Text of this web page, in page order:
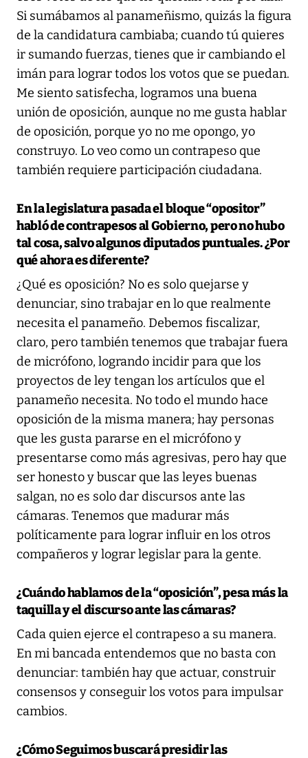
Si sumábamos al panameñismo, quizás la figura
de la candidatura cambiaba; cuando tú quieres
ir sumando fuerzas, tienes que ir cambiando el
imán para lograr todos los votos que se puedan.
Me siento satisfecha, logramos una buena
unión de oposición, aunque no me gusta hablar
de oposición, porque yo no me opongo, yo
construyo. Lo veo como un contrapeso que
también requiere participación ciudadana.
En la legislatura pasada el bloque “opositor”
habló de contrapesos al Gobierno, pero no hubo
tal cosa, salvo algunos diputados puntuales. ¿Por
qué ahora es diferente?
¿Qué es oposición? No es solo quejarse y
denunciar, sino trabajar en lo que realmente
necesita el panameño. Debemos fiscalizar,
claro, pero también tenemos que trabajar fuera
de micrófono, logrando incidir para que los
proyectos de ley tengan los artículos que el
panameño necesita. No todo el mundo hace
oposición de la misma manera; hay personas
que les gusta pararse en el micrófono y
presentarse como más agresivas, pero hay que
ser honesto y buscar que las leyes buenas
salgan, no es solo dar discursos ante las
cámaras. Tenemos que madurar más
políticamente para lograr influir en los otros
compañeros y lograr legislar para la gente.
¿Cuándo hablamos de la “oposición”, pesa más la
taquilla y el discurso ante las cámaras?
Cada quien ejerce el contrapeso a su manera.
En mi bancada entendemos que no basta con
denunciar: también hay que actuar, construir
consensos y conseguir los votos para impulsar
cambios.
¿Cómo Seguimos buscará presidir las